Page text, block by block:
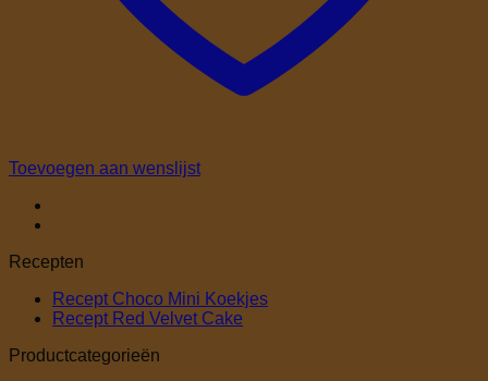
Toevoegen aan wenslijst
Recepten
Recept Choco Mini KoekjesGeen
Recept Red Velvet Cake
Productcategorieën